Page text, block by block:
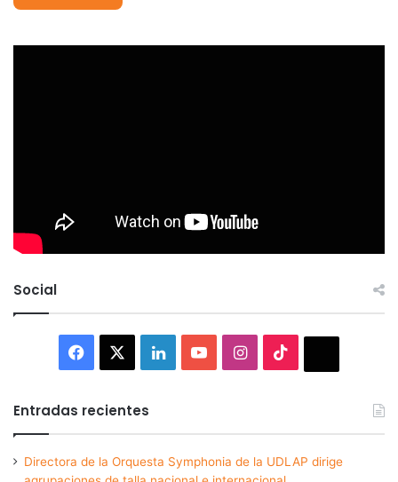
Social
Facebook LinkedInYouTubeInstagram
Entradas recientes
Directora de la Orquesta Symphonia de la UDLAP dirige